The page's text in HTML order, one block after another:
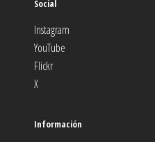
Social
Instagram
YouTube
Flickr
X
Información